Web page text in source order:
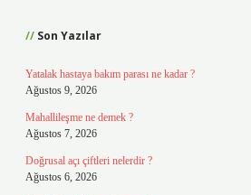
Son Yazılar
Yatalak hastaya bakım parası ne kadar ?
Ağustos 9, 2026
Mahallileşme ne demek ?
Ağustos 7, 2026
Doğrusal açı çiftleri nelerdir ?
Ağustos 6, 2026